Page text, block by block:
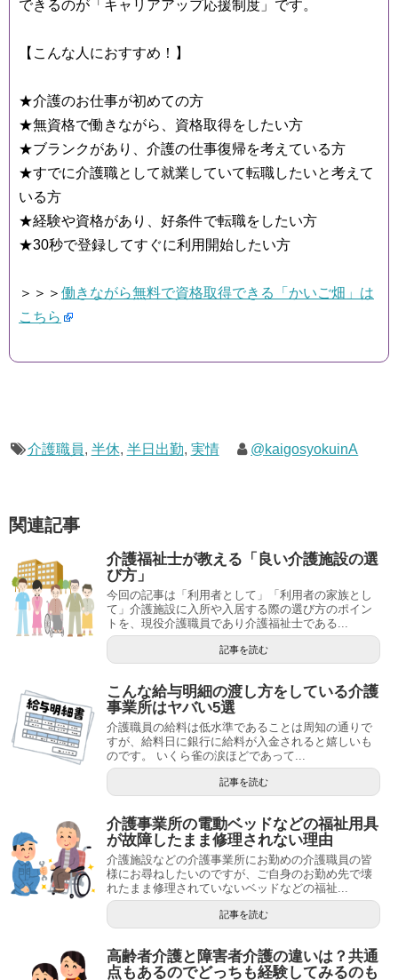
できるのが「キャリアアップ応援制度」です。
【こんな人におすすめ！】
★介護のお仕事が初めての方
★無資格で働きながら、資格取得をしたい方
★ブランクがあり、介護の仕事復帰を考えている方
★すでに介護職として就業していて転職したいと考えて
いる方
★経験や資格があり、好条件で転職をしたい方
★30秒で登録してすぐに利用開始したい方
＞＞＞ 働きながら無料で資格取得できる「かいご畑」は
こちら
介護職員, 半休, 半日出勤, 実情 @kaigosyokuinA
関連記事
介護福祉士が教える「良い介護施設の選
び方」
今回の記事は「利用者として」「利用者の家族とし
て」介護施設に入所や入居する際の選び方のポイン
トを、現役介護職員であり介護福祉士である...
記事を読む
こんな給与明細の渡し方をしている介護
事業所はヤバい5選
介護職員の給料は低水準であることは周知の通りで
すが、給料日に銀行に給料が入金されると嬉しいも
のです。 いくら雀の涙ほどであって...
記事を読む
介護事業所の電動ベッドなどの福祉用具
が故障したまま修理されない理由
介護施設などの介護事業所にお勤めの介護職員の皆
様にお尋ねしたいのですが、ご自身のお勤め先で壊
れたまま修理されていないベッドなどの福祉...
記事を読む
高齢者介護と障害者介護の違いは？共通
点もあるのでどっちも経験してみるのも